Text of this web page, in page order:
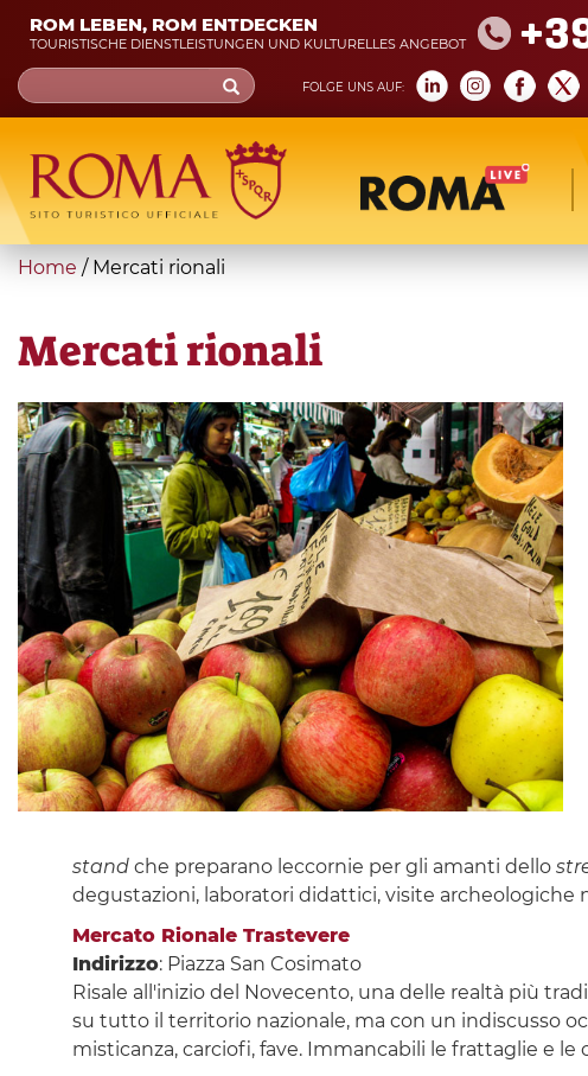
Skip
main
content
ROM LEBEN, ROM ENTDECKEN
TOURISTISCHE DIENSTLEISTUNGEN UND KULTURELLES ANGEBOT
FOLGE UNS AUF:
Search
form
Suche
You
here
Home / Mercati rionali
Mercati rionali
standche preparano leccornie per gli amanti dello
degustazioni, laboratori didattici, visite archeologiche
Mercato Rionale Trastevere
Indirizzo: Piazza San Cosimato
Risale all'inizio del Novecento, una delle realtà più
su tutto il territorio nazionale, ma con un indiscusso
misticanza, carciofi, fave. Immancabili le frattaglie e